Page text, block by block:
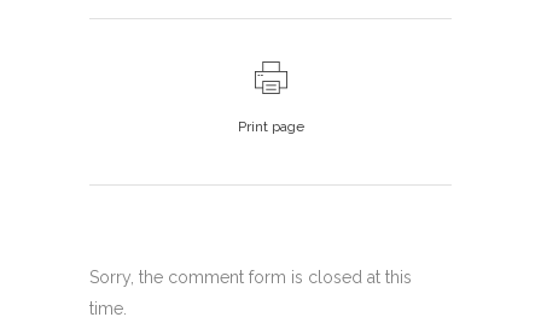
Print page
Sorry, the comment form is closed at this
time.